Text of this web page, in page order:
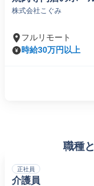
株式会社こぐみ
フルリモート
時給30万円以上
職種
正社員
介護員